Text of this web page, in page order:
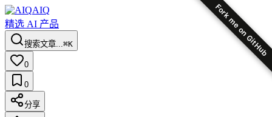
Fork me on GitHub
AIQ
精选 AI 产品
搜索文章...⌘K
0
0
分享